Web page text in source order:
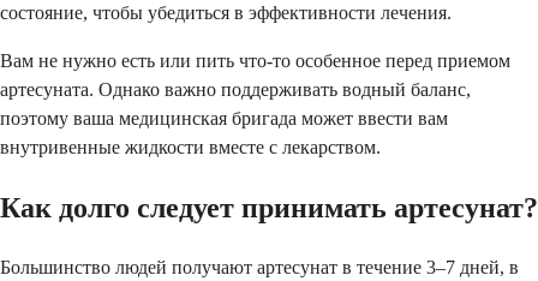
состояние, чтобы убедиться в эффективности лечения.
Вам не нужно есть или пить что-то особенное перед приемом
артесуната. Однако важно поддерживать водный баланс,
поэтому ваша медицинская бригада может ввести вам
внутривенные жидкости вместе с лекарством.
Как долго следует принимать артесунат?
Большинство людей получают артесунат в течение 3–7 дней, в